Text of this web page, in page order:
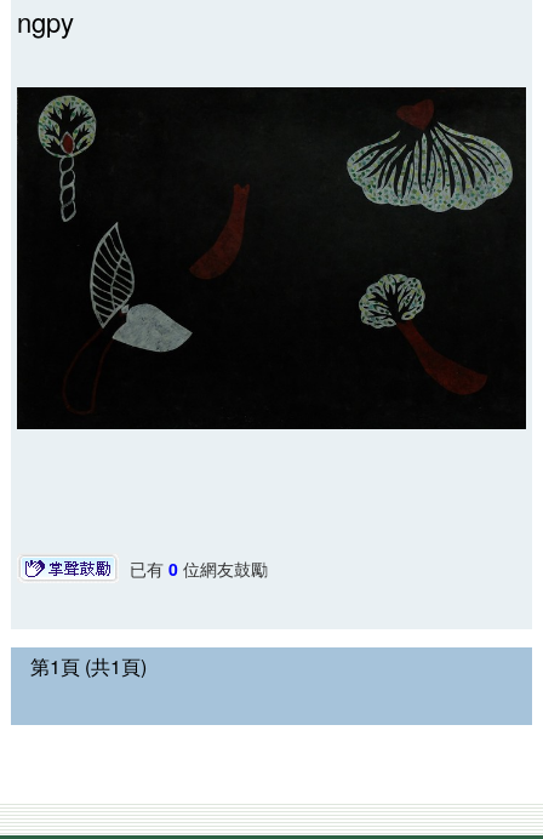
ngpy
已有 0位網友鼓勵
第1頁 (共1頁)